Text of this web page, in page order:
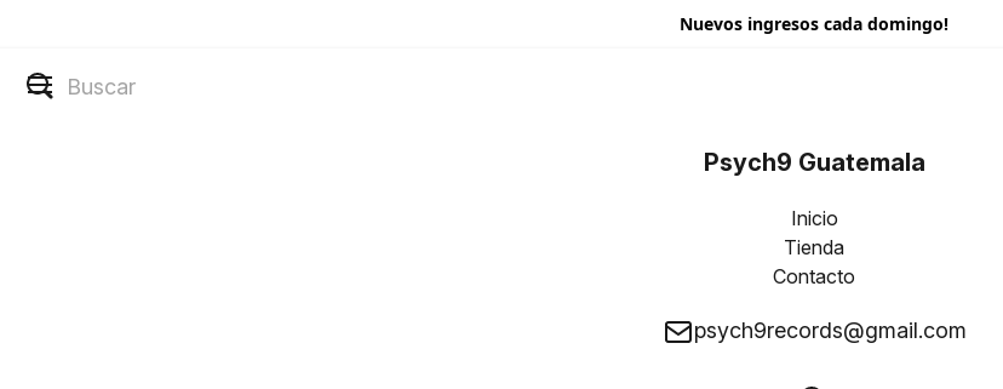
Nuevos ingresos cada domingo!
Psych9 Guatemala
Inicio
Tienda
Contacto
psych9records@gmail.com